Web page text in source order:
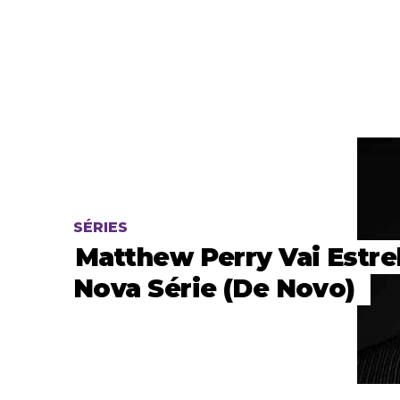
SÉRIES
Matthew Perry Vai
Nova Série (de Novo)